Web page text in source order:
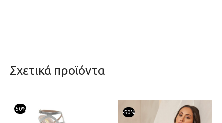
Σχετικά προϊόντα
-50%
-50%